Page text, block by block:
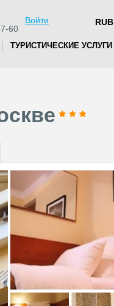
60
Войти
ТУРИСТИЧЕСКИЕ УСЛУГИ